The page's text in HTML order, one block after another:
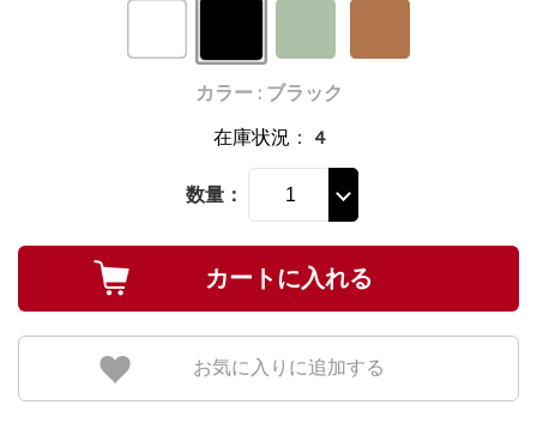
カラー : ブラック
在庫状況 ： 4
数量：
お気に入りに追加する